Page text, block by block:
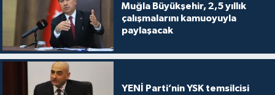
Muğla Büyükşehir, 2,5 yıllık
çalışmalarını kamuoyuyla
paylaşacak
YENİ Parti’nin YSK temsilcisi